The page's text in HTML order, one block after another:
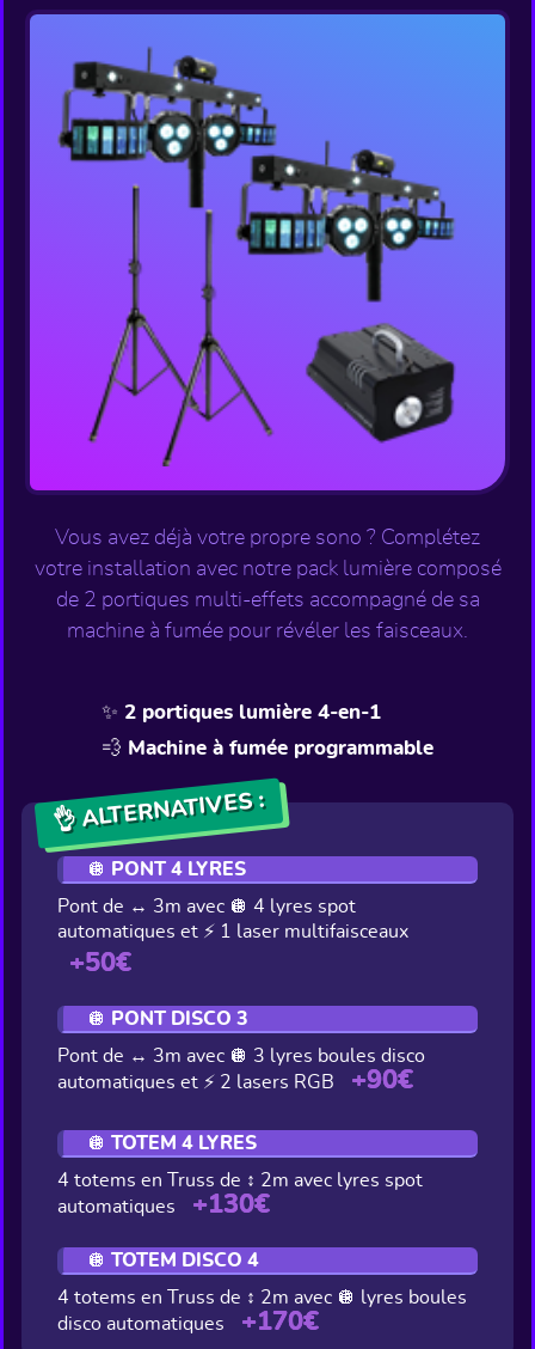
Vous avez déjà votre propre sono ? Complétez
votre installation avec notre pack lumière composé
de 2 portiques multi-effets accompagné de sa
machine à fumée pour révéler les faisceaux.
✨ 2 portiques lumière 4-en-1
💨 Machine à fumée programmable
👌 ALTERNATIVES :
🪩 PONT 4 LYRES
Pont de ↔ 3m avec 🪩 4 lyres spot
automatiques et ⚡ 1 laser multifaisceaux
+50€
🪩 PONT DISCO 3
Pont de ↔ 3m avec 🪩 3 lyres boules disco
automatiques et ⚡ 2 lasers RGB
+90€
🪩 TOTEM 4 LYRES
4 totems en Truss de ↕ 2m avec lyres spot
automatiques
+130€
🪩 TOTEM DISCO 4
4 totems en Truss de ↕ 2m avec 🪩 lyres boules
disco automatiques
+170€